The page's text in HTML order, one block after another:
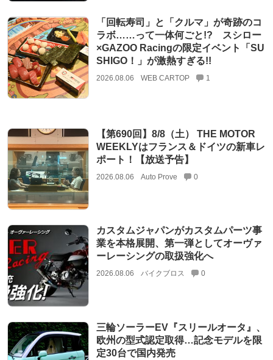
「回転寿司」と「クルマ」が奇跡のコ
ラボ……って一体何ごと!? スシロー
×GAZOO Racingの限定イベント「SU
SHIGO！」が激熱すぎる!!
2026.08.06 WEB CARTOP 1
【第690回】8/8（土） THE MOTOR
WEEKLYはフランス＆ドイツの新車レ
ポート！【放送予告】
2026.08.06 Auto Prove 0
カスタムジャパンがカスタムパーツ事
業を本格展開、第一弾としてオーヴァ
ーレーシングの取扱強化へ
2026.08.06 バイクブロス 0
三輪ソーラーEV『スリールオータ』、
欧州の型式認定取得…記念モデルを限
定30台で国内発売